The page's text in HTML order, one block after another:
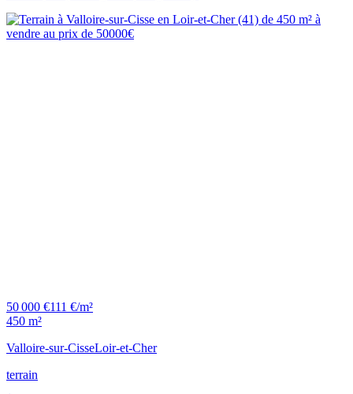
50 000 €111 €/m²
450 m²
Valloire-sur-CisseLoir-et-Cher
terrain